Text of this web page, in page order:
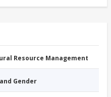
Resource Management
Gender